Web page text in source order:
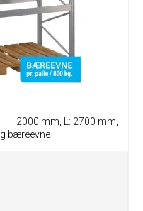
2000 mm, L: 2700 mm,
bæreevne